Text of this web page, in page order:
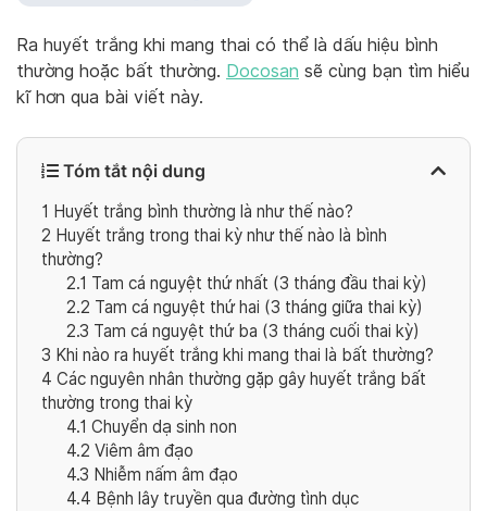
Ra huyết trắng khi mang thai có thể là dấu hiệu bình
thường hoặc bất thường. Docosan sẽ cùng bạn tìm hiểu
kĩ hơn qua bài viết này.
Tóm tắt nội dung
1 Huyết trắng bình thường là như thế nào?
2 Huyết trắng trong thai kỳ như thế nào là bình
thường?
2.1 Tam cá nguyệt thứ nhất (3 tháng đầu thai kỳ)
2.2 Tam cá nguyệt thứ hai (3 tháng giữa thai kỳ)
2.3 Tam cá nguyệt thứ ba (3 tháng cuối thai kỳ)
3 Khi nào ra huyết trắng khi mang thai là bất thường?
4 Các nguyên nhân thường gặp gây huyết trắng bất
thường trong thai kỳ
4.1 Chuyển dạ sinh non
4.2 Viêm âm đạo
4.3 Nhiễm nấm âm đạo
4.4 Bệnh lây truyền qua đường tình dục